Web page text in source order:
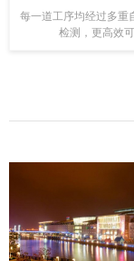
每一道工序均经过多重
检测，更高效